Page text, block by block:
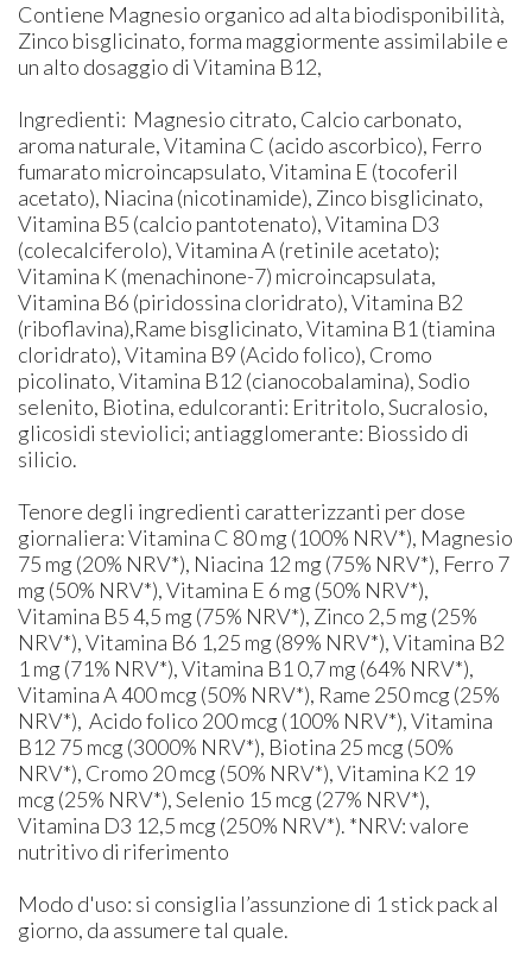
Contiene Magnesio organico ad alta biodisponibilità,
Zinco bisglicinato, forma maggiormente assimilabile e
un alto dosaggio di Vitamina B12,
Ingredienti: Magnesio citrato, Calcio carbonato,
aroma naturale, Vitamina C (acido ascorbico), Ferro
fumarato microincapsulato, Vitamina E (tocoferil
acetato), Niacina (nicotinamide), Zinco bisglicinato,
Vitamina B5 (calcio pantotenato), Vitamina D3
(colecalciferolo), Vitamina A (retinile acetato);
Vitamina K (menachinone-7) microincapsulata,
Vitamina B6 (piridossina cloridrato), Vitamina B2
(riboflavina),Rame bisglicinato, Vitamina B1 (tiamina
cloridrato), Vitamina B9 (Acido folico), Cromo
picolinato, Vitamina B12 (cianocobalamina), Sodio
selenito, Biotina, edulcoranti: Eritritolo, Sucralosio,
glicosidi steviolici; antiagglomerante: Biossido di
silicio.
Tenore degli ingredienti caratterizzanti per dose
giornaliera: Vitamina C 80 mg (100% NRV*), Magnesio
75 mg (20% NRV*), Niacina 12 mg (75% NRV*), Ferro 7
mg (50% NRV*), Vitamina E 6 mg (50% NRV*),
Vitamina B5 4,5 mg (75% NRV*), Zinco 2,5 mg (25%
NRV*), Vitamina B6 1,25 mg (89% NRV*), Vitamina B2
1 mg (71% NRV*), Vitamina B1 0,7 mg (64% NRV*),
Vitamina A 400 mcg (50% NRV*), Rame 250 mcg (25%
NRV*), Acido folico 200 mcg (100% NRV*), Vitamina
B12 75 mcg (3000% NRV*), Biotina 25 mcg (50%
NRV*), Cromo 20 mcg (50% NRV*), Vitamina K2 19
mcg (25% NRV*), Selenio 15 mcg (27% NRV*),
Vitamina D3 12,5 mcg (250% NRV*). *NRV: valore
nutritivo di riferimento
Modo d'uso: si consiglia l’assunzione di 1 stick pack al
giorno, da assumere tal quale.